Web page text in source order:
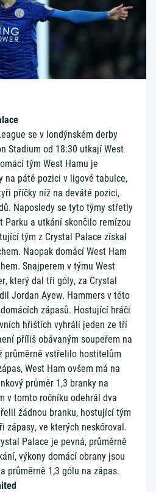
se v londýnském derby
Stadium od 18:30 utkají West
tým West Hamu je
na páté pozici v ligové tabulce,
příčky níž na deváté pozici,
Naposledy se tyto týmy střetly
Parku a utkání skončilo remízou
tým z Crystal Palace získal
Naopak domácí West Ham
Snajperem v týmu West
který dal tři góly, za Crystal
Jordan Ayew. Hammers v této
zápasů. Hostující hráči
hřištích vyhráli jeden ze tří
příliš obávaným soupeřem na
průměrně vstřelilo hostitelům
West Ham ovšem má na
průměr 1,3 branky na
v tomto ročníku odehrál dva
žádnou branku, hostující tým
zápasy, ve kterých neskóroval.
Palace je pevná, průměrně
výkony domácí obrany jsou
průměrně 1,3 gólu na zápas.